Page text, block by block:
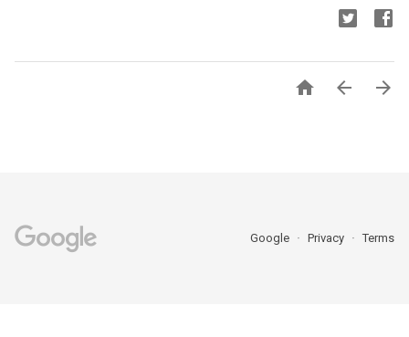
  
Google Privacy Terms